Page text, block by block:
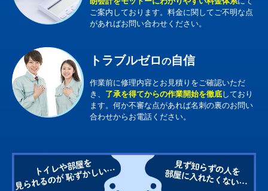
ご案内しております。料金に関してご不明な点
があればお問い合わせください。
トラブルゼロの自信
作業前に修理内容とお見積りをご確認いただ
き、 了承を得てからの作業開始を徹底しており
ます。何か不審な点があれば名刺の裏のお問い
合わせからお電話ください。